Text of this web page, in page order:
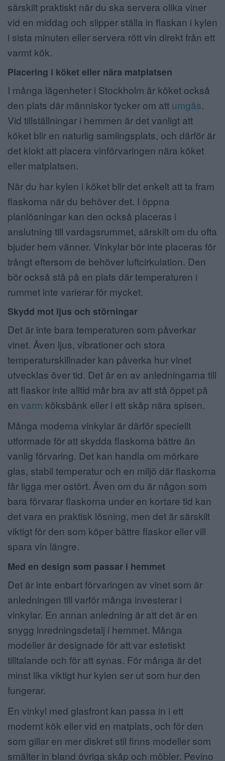
särskilt praktiskt när du ska servera olika viner
vid en middag och slipper ställa in flaskan i kylen
i sista minuten eller servera rött vin direkt från ett
varmt kök.
Placering i köket eller nära matplatsen
I många lägenheter i Stockholm är köket också
den plats där människor tycker om att umgås.
Vid tillställningar i hemmen är det vanligt att
köket blir en naturlig samlingsplats, och därför är
det klokt att placera vinförvaringen nära köket
eller matplatsen.
När du har kylen i köket blir det enkelt att ta fram
flaskorna när du behöver det. I öppna
planlösningar kan den också placeras i
anslutning till vardagsrummet, särskilt om du ofta
bjuder hem vänner. Vinkylar bör inte placeras för
trångt eftersom de behöver luftcirkulation. Den
bör också stå på en plats där temperaturen i
rummet inte varierar för mycket.
Skydd mot ljus och störningar
Det är inte bara temperaturen som påverkar
vinet. Även ljus, vibrationer och stora
temperaturskillnader kan påverka hur vinet
utvecklas över tid. Det är en av anledningarna till
att flaskor inte alltid mår bra av att stå öppet på
en varm köksbänk eller i ett skåp nära spisen.
Många moderna vinkylar är därför speciellt
utformade för att skydda flaskorna bättre än
vanlig förvaring. Det kan handla om mörkare
glas, stabil temperatur och en miljö där flaskorna
får ligga mer ostört. Även om du är någon som
bara förvarar flaskorna under en kortare tid kan
det vara en praktisk lösning, men det är särskilt
viktigt för den som köper bättre flaskor eller vill
spara vin längre.
Med en design som passar i hemmet
Det är inte enbart förvaringen av vinet som är
anledningen till varför många investerar i
vinkylar. En annan anledning är att det är en
snygg inredningsdetalj i hemmet. Många
modeller är designade för att var estetiskt
tilltalande och för att synas. För många är det
minst lika viktigt hur kylen ser ut som hur den
fungerar.
En vinkyl med glasfront kan passa in i ett
modernt kök eller vid en matplats, och för den
som gillar en mer diskret stil finns modeller som
smälter in bland övriga skåp och möbler. Pevino